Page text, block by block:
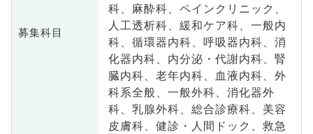
募集科目
科、麻酔科、ペインクリニック、
人工透析科、緩和ケア科、一般内
科、循環器内科、呼吸器内科、消
化器内科、内分泌・代謝内科、腎
臓内科、老年内科、血液内科、外
科系全般、一般外科、消化器外
科、乳腺外科、総合診療科、美容
皮膚科、健診・人間ドック、救急